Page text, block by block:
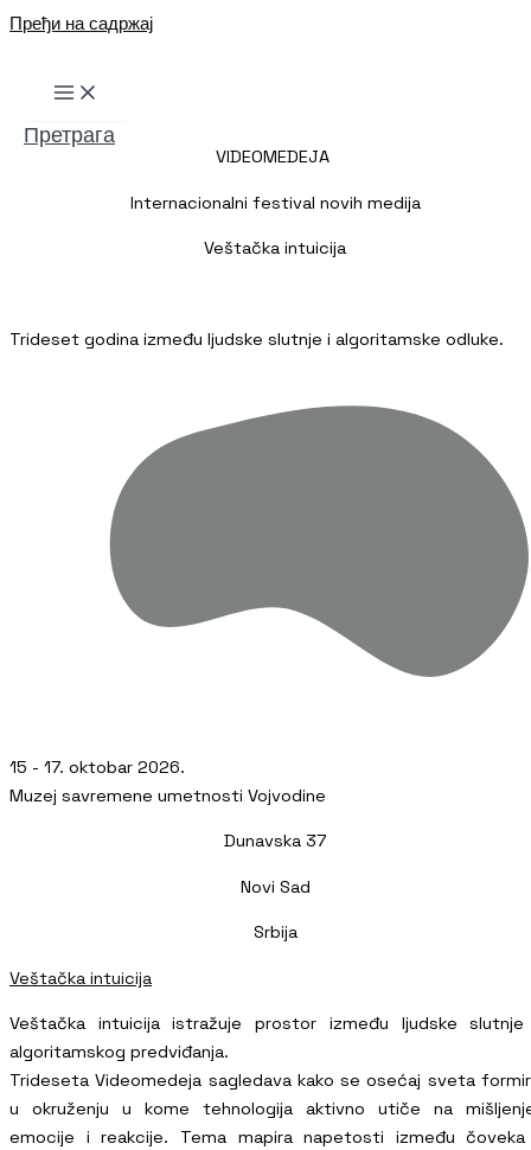
Пређи на садржај
Претрага
VIDEOMEDEJA
Internacionalni festival novih medija
Veštačka intuicija
Trideset godina između ljudske slutnje i algoritamske odluke.
15 - 17. oktobar 2026.
Muzej savremene umetnosti Vojvodine
Dunavska 37
Novi Sad
Srbija
Veštačka intuicija
Veštačka intuicija istražuje prostor između ljudske
algoritamskog predviđanja.
Trideseta Videomedeja sagledava kako se osećaj sveta
u okruženju u kome tehnologija aktivno utiče na
emocije i reakcije. Tema mapira napetosti između